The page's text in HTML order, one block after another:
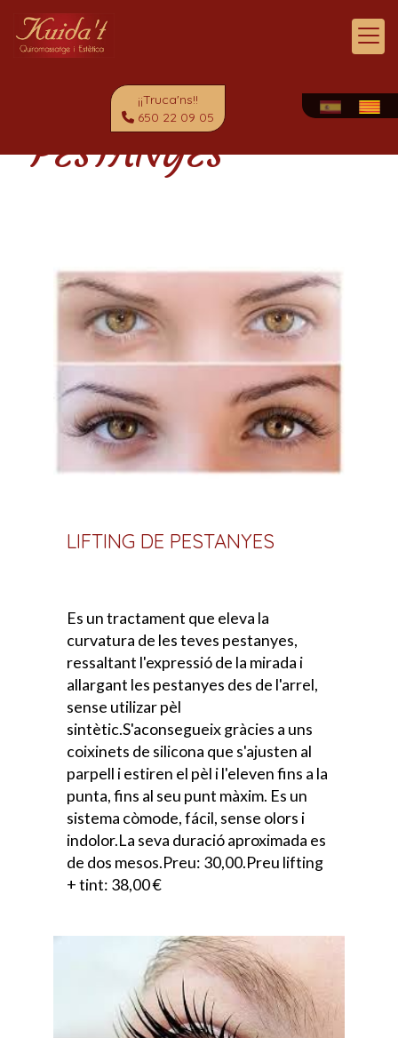
¡¡Truca'ns!!
650 22 09 05
PESTANYES
LIFTING DE PESTANYES
Es un tractament que eleva la
curvatura de les teves pestanyes,
ressaltant l'expressió de la mirada i
allargant les pestanyes des de l'arrel,
sense utilizar pèl
sintètic.S'aconsegueix gràcies a uns
coixinets de silicona que s'ajusten al
parpell i estiren el pèl i l'eleven fins a la
punta, fins al seu punt màxim. Es un
sistema còmode, fácil, sense olors i
indolor.La seva duració aproximada es
de dos mesos.Preu: 30,00.Preu lifting
+ tint: 38,00 €